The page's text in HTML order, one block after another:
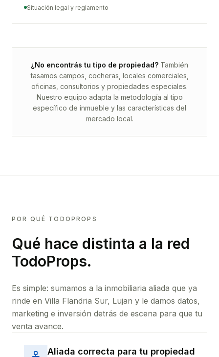
Situación legal y reglamento
¿No encontrás tu tipo de propiedad? También
tasamos campos, cocheras, locales comerciales,
oficinas, consultorios y propiedades especiales.
Nuestro equipo adapta la metodología al tipo
específico de inmueble y las características del
mercado local.
POR QUÉ TODOPROPS
Qué hace distinta a la red
TodoProps.
Es simple: sumamos a la inmobiliaria aliada que ya
rinde en Villa Flandria Sur, Lujan y le damos datos,
marketing e inversión detrás de escena para que tu
venta avance.
Aliada correcta para tu propiedad